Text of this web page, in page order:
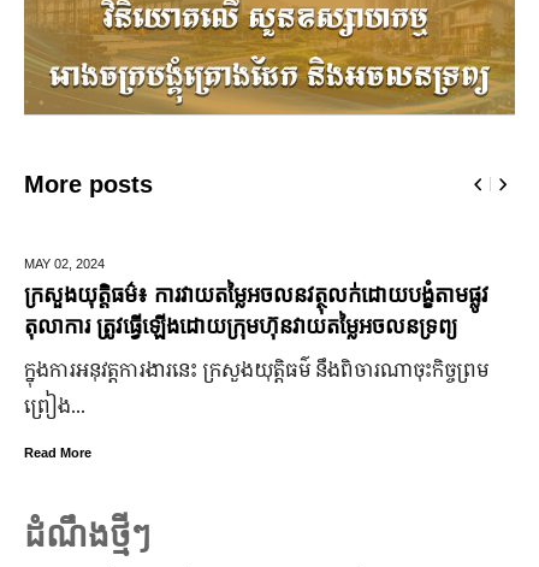
More posts
MAY 02, 2024
ក្រសួងយុត្តិធម៌៖ ការវាយតម្លៃអចលនវត្ថុលក់ដោយបង្ខំតាមផ្លូវ
តុលាការ ត្រូវធ្វើឡើងដោយក្រុមហ៊ុនវាយតម្លៃអចលនទ្រព្យ
ក្នុងការអនុវត្តការងារនេះ ក្រសួងយុត្តិធម៌ នឹងពិចារណាចុះកិច្ចព្រម
ព្រៀង...
Read More
ដំណឹងថ្មីៗ